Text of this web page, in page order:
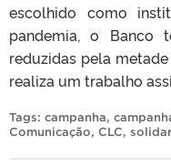
escolhido como
pandemia, o Banco
reduzidas pela
realiza um trabalho
Tags: campanha,
Comunicação, CLC,